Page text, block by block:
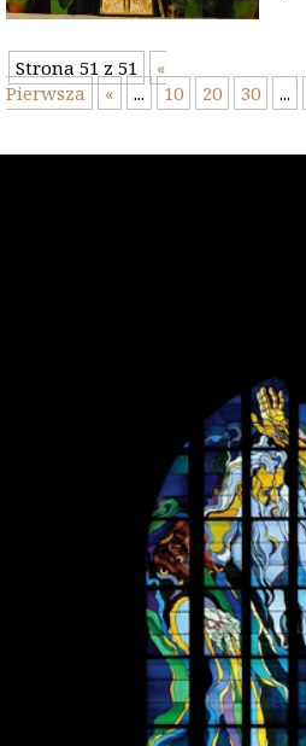
Strona 51 z 51
«
Pierwsza
« ... 10 20 30 ...